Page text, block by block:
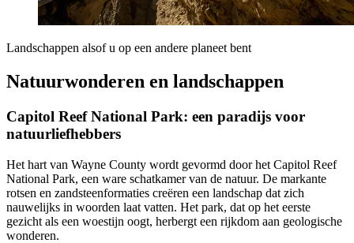
Landschappen alsof u op een andere planeet bent
Natuurwonderen en landschappen
Capitol Reef National Park: een paradijs voor
natuurliefhebbers
Het hart van Wayne County wordt gevormd door het Capitol Reef
National Park, een ware schatkamer van de natuur. De markante
rotsen en zandsteenformaties creëren een landschap dat zich
nauwelijks in woorden laat vatten. Het park, dat op het eerste
gezicht als een woestijn oogt, herbergt een rijkdom aan geologische
wonderen.